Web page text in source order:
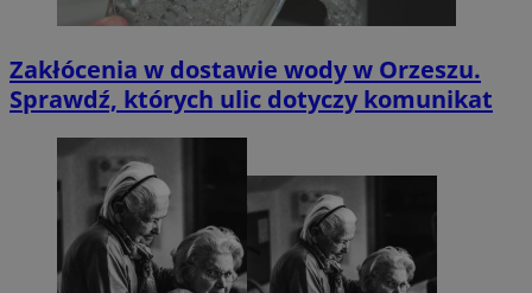
Zakłócenia w dostawie wody w Orzeszu.
Sprawdź, których ulic dotyczy komunikat